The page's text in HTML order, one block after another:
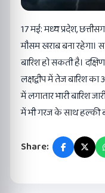
17 मई: मध्य प्रदेश,
मौसम खराब बना
बारिश हो सकती है।
लक्षद्वीप में तेज बारिश का
में लगातार भारी बारिश
में भी गरज के साथ हल्की
Share: